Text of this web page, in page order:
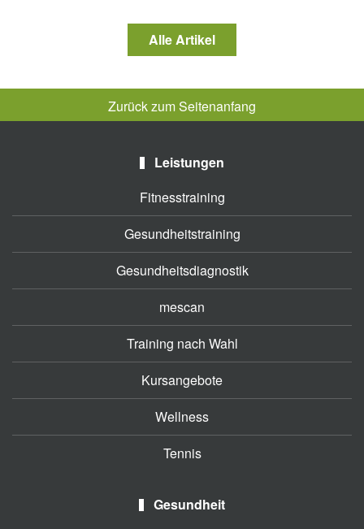
Alle Artikel
Zurück zum Seitenanfang
Leistungen
Fitnesstraining
Gesundheitstraining
Gesundheitsdiagnostik
mescan
Training nach Wahl
Kursangebote
Wellness
Tennis
Gesundheit